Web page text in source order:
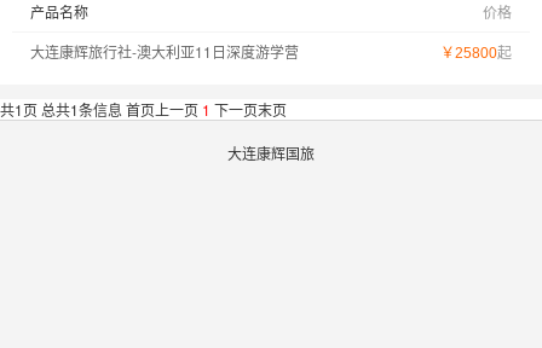
产品名称
价格
大连康辉旅行社-澳大利亚11日深度游学营
￥25800起
共1页 总共1条信息 首页上一页 1 下一页末页
大连康辉国旅